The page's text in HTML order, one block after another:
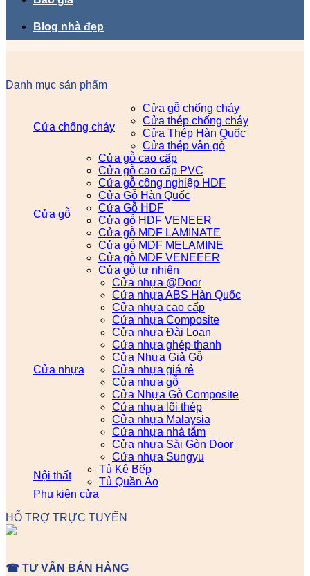
Blog nhà đẹp
Danh mục sản phẩm
Cửa chống cháy
Cửa gỗ chống cháy
Cửa thép chống cháy
Cửa Thép Hàn Quốc
Cửa thép vân gỗ
Cửa gỗ
Cửa gỗ cao cấp
Cửa gỗ cao cấp PVC
Cửa gỗ công nghiệp HDF
Cửa Gỗ Hàn Quốc
Cửa Gỗ HDF
Cửa gỗ HDF VENEER
Cửa gỗ MDF LAMINATE
Cửa gỗ MDF MELAMINE
Cửa gỗ MDF VENEEER
Cửa gỗ tự nhiên
Cửa nhựa
Cửa nhựa @Door
Cửa nhựa ABS Hàn Quốc
Cửa nhựa cao cấp
Cửa nhựa Composite
Cửa nhựa Đài Loan
Cửa nhựa ghép thanh
Cửa Nhựa Giả Gỗ
Cửa nhựa giá rẻ
Cửa nhựa gỗ
Cửa Nhựa Gỗ Composite
Cửa nhựa lõi thép
Cửa nhựa Malaysia
Cửa nhựa nhà tắm
Cửa nhựa Sài Gòn Door
Cửa nhựa Sungyu
Nội thất
Tủ Kệ Bếp
Tủ Quần Áo
Phụ kiện cửa
HỖ TRỢ TRỰC TUYẾN
☎ TƯ VẤN BÁN HÀNG